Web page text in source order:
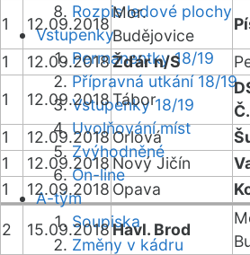
Rozpis ledové plochy
Vstupenky
Permanentky 18/19
Přípravná utkání 18/19
Vstupenky 18/19
Uvolňování míst
Zvýhodněné
On-line
A-tým
Soupiska
Změny v kádru
1 12.09.2018
Mor.
Budějovice
1
12.09.2018Žďár n/S
1
12.09.2018Tábor
1
12.09.2018Orlová
1
12.09.2018Nový Jičín
1
12.09.2018 Opava
2 15.09.2018Havl. Brod